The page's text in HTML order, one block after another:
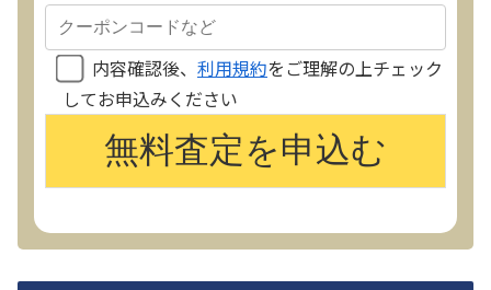
内容確認後、 利用規約をご理解の上チェック
してお申込みください